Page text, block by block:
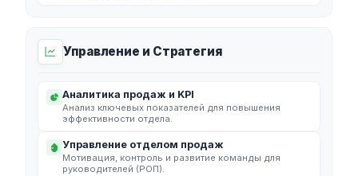
Управление и Стратегия
Аналитика продаж и KPI
Анализ ключевых показателей для повышения
эффективности отдела.
Управление отделом продаж
Мотивация, контроль и развитие команды для
руководителей (РОП).